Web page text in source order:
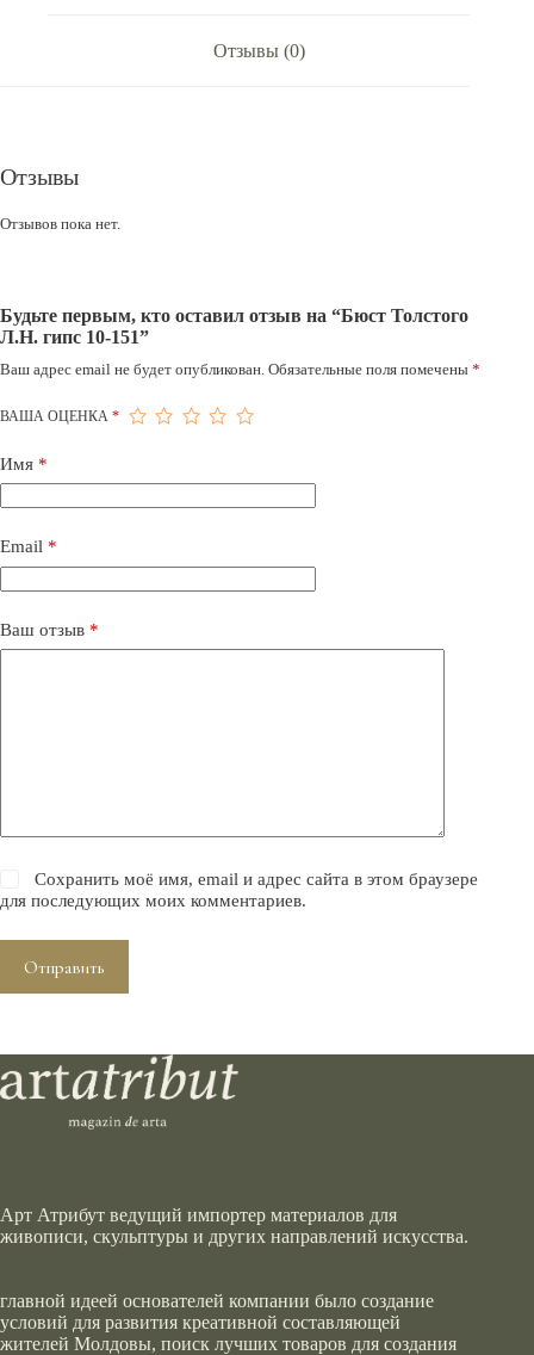
Отзывы (0)
Отзывы
Отзывов пока нет.
Будьте первым, кто оставил отзыв на “Бюст Толстого
Л.Н. гипс 10-151”
Ваш адрес email не будет опубликован. Обязательные поля помечены *
ВАША ОЦЕНКА *
Имя *
Email *
Ваш отзыв *
Сохранить моё имя, email и адрес сайта в этом браузере
для последующих моих комментариев.
Отправить
Арт Атрибут ведущий импортер материалов для
живописи, скульптуры и других направлений искусства.
главной идеей основателей компании было создание
условий для развития креативной составляющей
жителей Молдовы, поиск лучших товаров для создания